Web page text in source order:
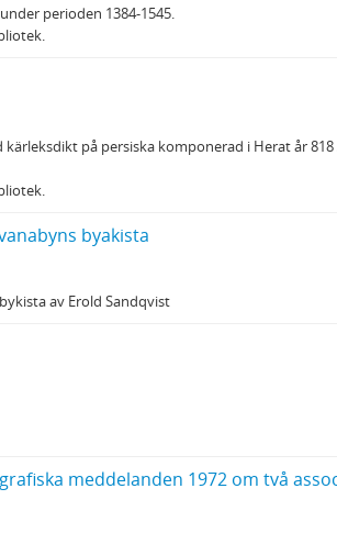
perioden 1384-1545.
kärleksdikt på persiska komponerad i Herat år
byakista
av Erold Sandqvist